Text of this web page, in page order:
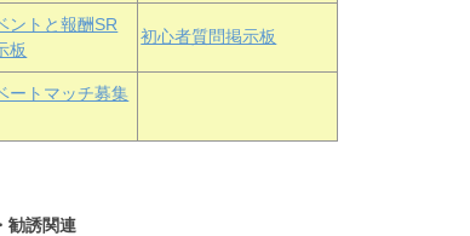
近江彼方
エマ・ヴェ
ントと報酬SR
板
初心者質問掲示板
ートマッチ募集
勧誘関連